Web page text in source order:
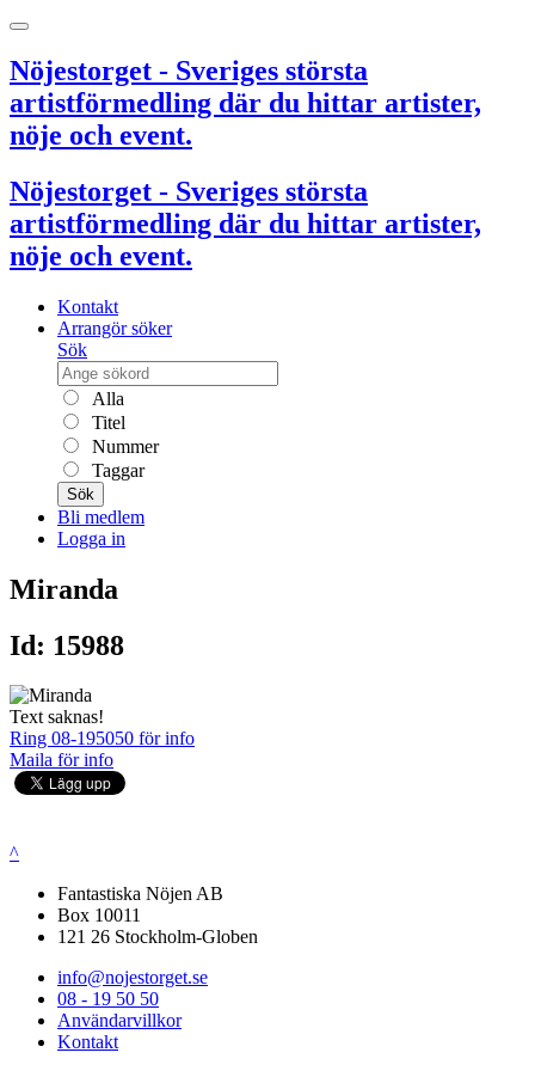
Nöjestorget - Sveriges största
artistförmedling där du hittar artister,
nöje och event.
Nöjestorget - Sveriges största
artistförmedling där du hittar artister,
nöje och event.
Kontakt
Arrangör söker
Sök
Alla
Titel
Nummer
Taggar
Sök
Bli medlem
Logga in
Miranda
Id: 15988
Text saknas!
Ring 08-195050 för info
Maila för info
^
Fantastiska Nöjen AB
Box 10011
121 26 Stockholm-Globen
info@nojestorget.se
08 - 19 50 50
Användarvillkor
Kontakt